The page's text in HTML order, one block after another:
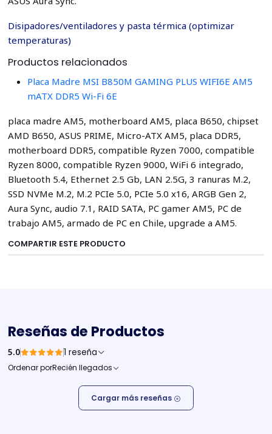
Disipadores/ventiladores y pasta térmica (optimizar
temperaturas)
Productos relacionados
Placa Madre MSI B850M GAMING PLUS WIFI6E AM5
mATX DDR5 Wi-Fi 6E
placa madre AM5, motherboard AM5, placa B650, chipset
AMD B650, ASUS PRIME, Micro-ATX AM5, placa DDR5,
motherboard DDR5, compatible Ryzen 7000, compatible
Ryzen 8000, compatible Ryzen 9000, WiFi 6 integrado,
Bluetooth 5.4, Ethernet 2.5 Gb, LAN 2.5G, 3 ranuras M.2,
SSD NVMe M.2, M.2 PCIe 5.0, PCIe 5.0 x16, ARGB Gen 2,
Aura Sync, audio 7.1, RAID SATA, PC gamer AM5, PC de
trabajo AM5, armado de PC en Chile, upgrade a AM5.
COMPARTIR ESTE PRODUCTO
Reseñas de Productos
5.0 1 reseña
Ordenar porRecién llegados
Cargar más reseñas